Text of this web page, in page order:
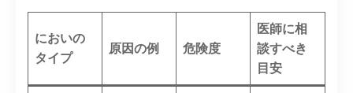
においの
タイプ
原因の例 危険度
医師に相
談すべき
目安